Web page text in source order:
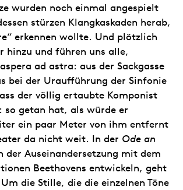
wurden noch einmal angespielt
stürzen Klangkaskaden herab,
erkennen wollte. Und plötzlich
hinzu und führen uns alle,
ad astra: aus der Sackgasse
bei der Uraufführung der Sinfonie
der völlig ertaubte Komponist
getan hat, als würde er
ein paar Meter von ihm entfernt
da nicht weit. In der Ode an
der Auseinandersetzung mit dem
Beethovens entwickeln, geht
die Stille, die die einzelnen Töne